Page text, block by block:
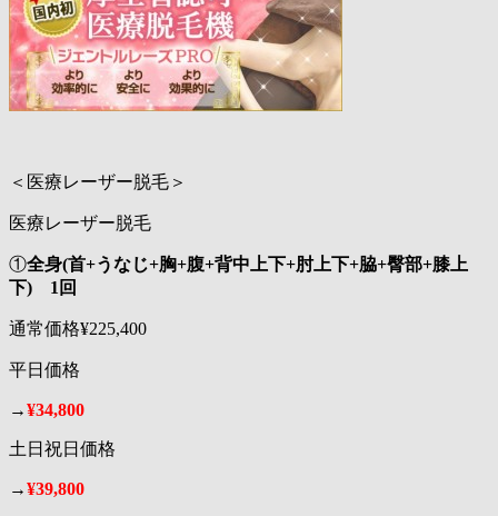
＜医療レーザー脱毛＞
医療レーザー脱毛
①全身(首+うなじ+胸+腹+背中上下+肘上下+脇+臀部+膝上
下) 1回
通常価格¥225,400
平日価格
→¥34,800
土日祝日価格
→¥39,800